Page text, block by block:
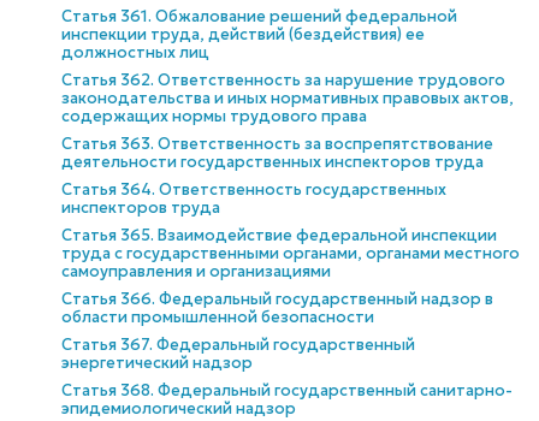
Статья 361. Обжалование решений федеральной
инспекции труда, действий (бездействия) ее
должностных лиц
Статья 362. Ответственность за нарушение трудового
законодательства и иных нормативных правовых актов,
содержащих нормы трудового права
Статья 363. Ответственность за воспрепятствование
деятельности государственных инспекторов труда
Статья 364. Ответственность государственных
инспекторов труда
Статья 365. Взаимодействие федеральной инспекции
труда с государственными органами, органами местного
самоуправления и организациями
Статья 366. Федеральный государственный надзор в
области промышленной безопасности
Статья 367. Федеральный государственный
энергетический надзор
Статья 368. Федеральный государственный санитарно-
эпидемиологический надзор